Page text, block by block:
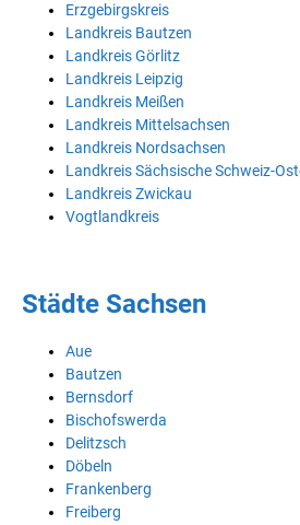
Erzgebirgskreis
Landkreis Bautzen
Landkreis Görlitz
Landkreis Leipzig
Landkreis Meißen
Landkreis Mittelsachsen
Landkreis Nordsachsen
Landkreis Sächsische Schweiz-
Landkreis Zwickau
Vogtlandkreis
Städte Sachsen
Aue
Bautzen
Bernsdorf
Bischofswerda
Delitzsch
Döbeln
Frankenberg
Freiberg